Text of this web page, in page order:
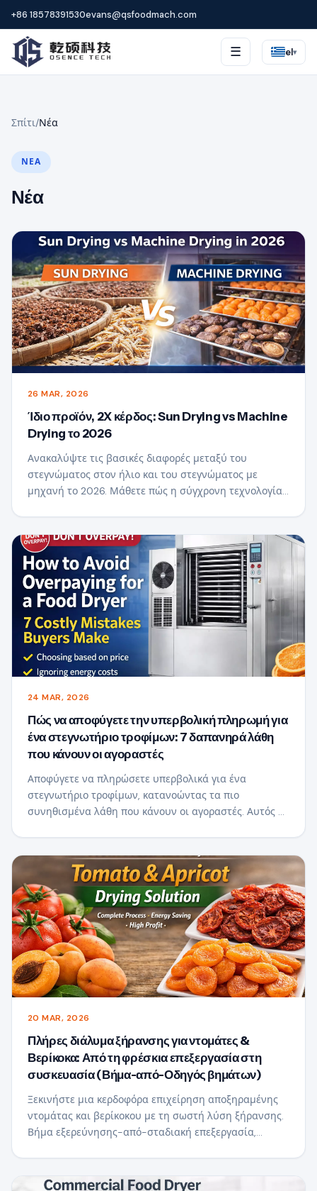
+86 18578391530evans@qsfoodmach.com
☰ el▾
Σπίτι/Νέα
ΝΈΑ
Νέα
26 MAR, 2026
Ίδιο προϊόν, 2X κέρδος: Sun Drying vs Machine
Drying το 2026
Ανακαλύψτε τις βασικές διαφορές μεταξύ του
στεγνώματος στον ήλιο και του στεγνώματος με
μηχανή το 2026. Μάθετε πώς η σύγχρονη τεχνολογία
και να σας βοηθήσει να επιτύχετε υψηλότερα κέρδη
με τις ίδιες πρώτες ύλες.
24 MAR, 2026
Πώς να αποφύγετε την υπερβολική πληρωμή για
ένα στεγνωτήριο τροφίμων: 7 δαπανηρά λάθη
που κάνουν οι αγοραστές
Αποφύγετε να πληρώσετε υπερβολικά για ένα
στεγνωτήριο τροφίμων, κατανοώντας τα πιο
συνηθισμένα λάθη που κάνουν οι αγοραστές. Αυτός ο
κατανάλωση ενέργειας, τη σχεδίαση ροής αέρα και
την απόδοση επένδυσης—βοηθώντας σας να κάνετε
μια πιο έξυπνη επένδυση και να μεγιστοποιήσετε τα
κέρδη σας.
20 MAR, 2026
Πλήρες διάλυμα ξήρανσης για ντομάτες &
Βερίκοκα: Από τη φρέσκια επεξεργασία στη
συσκευασία (Βήμα-από-Οδηγός βημάτων)
Ξεκινήστε μια κερδοφόρα επιχείρηση αποξηραμένης
ντομάτας και βερίκοκου με τη σωστή λύση ξήρανσης.
Βήμα εξερεύνησης-από-σταδιακή επεξεργασία,